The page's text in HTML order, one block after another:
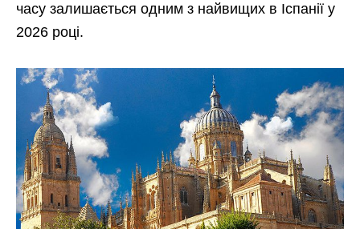
часу залишається одним з найвищих в Іспанії у
2026 році.